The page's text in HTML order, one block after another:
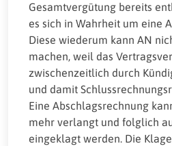
Gesamtvergütung bereits
es sich in Wahrheit um eine
Diese wiederum kann AN
machen, weil das
zwischenzeitlich durch
und damit
Eine Abschlagsrechnung
mehr verlangt und folglich
eingeklagt werden. Die